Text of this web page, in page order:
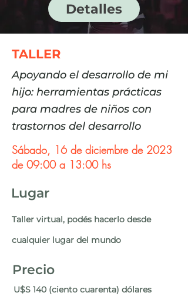
Detalles
TALLER
Apoyando el desarrollo de mi
hijo: herramientas prácticas
para madres de niños con
trastornos del desarrollo
Sábado, 16 de diciembre de 2023
de 09:00 a 13:00 hs
Lugar
Taller virtual, podés hacerlo desde
cualquier lugar del mundo
Precio
U$S 140 (ciento cuarenta) dólares